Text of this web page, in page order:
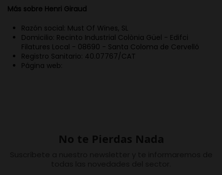
Más sobre Henri Giraud
Razón social: Must Of Wines, SL
Domicilio: Recinto Industrial Colònia Güel - Edifci
Filatures Local - 08690 - Santa Coloma de Cervelló
Registro Sanitario: 40.07767/CAT
Página web:
No te Pierdas Nada